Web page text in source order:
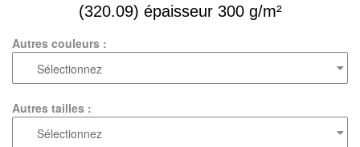
(320.09) épaisseur 300 g/m²
Autres couleurs :
Autres tailles :